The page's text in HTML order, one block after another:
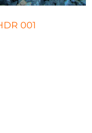
001